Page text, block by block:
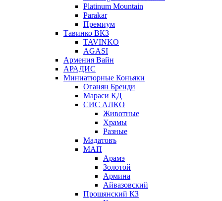
Platinum Mountain
Parakar
Премиум
Тавинко ВКЗ
TAVINKO
AGASI
Армения Вайн
АРАДИС
Миниатюрные Коньяки
Оганян Бренди
Мараси КД
СИС АЛКО
Животные
Храмы
Разные
Мадатовъ
МАП
Арамэ
Золотой
Армина
Айвазовский
Прошянский КЗ